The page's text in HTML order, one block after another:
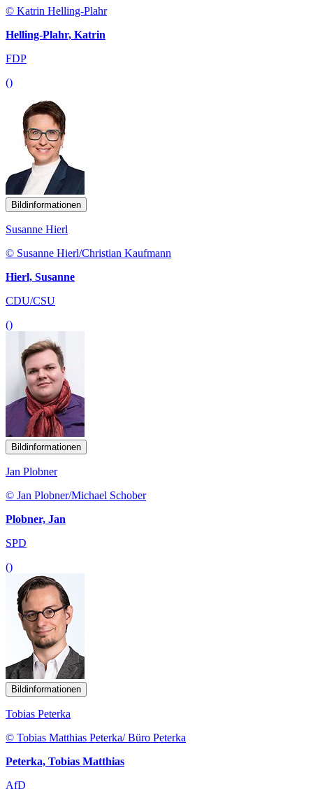
© Katrin Helling-Plahr
Helling-Plahr, Katrin
FDP
()
Bildinformationen
Susanne Hierl
© Susanne Hierl/Christian Kaufmann
Hierl, Susanne
CDU/CSU
()
Bildinformationen
Jan Plobner
© Jan Plobner/Michael Schober
Plobner, Jan
SPD
()
Bildinformationen
Tobias Peterka
© Tobias Matthias Peterka/ Büro Peterka
Peterka, Tobias Matthias
AfD